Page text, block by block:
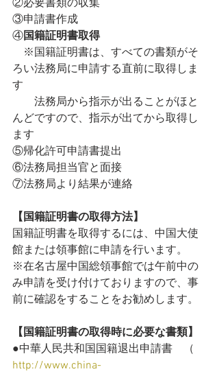
②必要書類の収集
③申請書作成
④国籍証明書取得
※国籍証明書は、すべての書類がそ
ろい法務局に申請する直前に取得しま
す
法務局から指示が出ることがほと
んどですので、指示が出てから取得し
ます
⑤帰化許可申請書提出
⑥法務局担当官と面接
⑦法務局より結果が連絡
【国籍証明書の取得方法】
国籍証明書を取得するには、中国大使
館または領事館に申請を行います。
※在名古屋中国総領事館では午前中の
み申請を受け付けておりますので、事
前に確認をすることをお勧めします。
【国籍証明書の取得時に必要な書類】
●中華人民共和国国籍退出申請書　（
http://www.china-